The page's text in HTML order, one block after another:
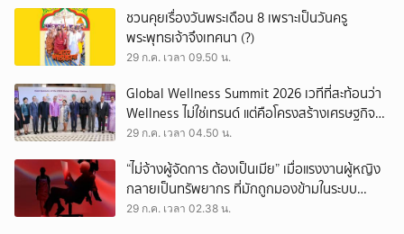
ชวนคุยเรื่องวันพระเดือน 8 เพราะเป็นวันครู
พระพุทธเจ้าจึงเทศนา (?)
29 ก.ค. เวลา 09.50 น.
Global Wellness Summit 2026 เวทีที่สะท้อนว่า
Wellness ไม่ใช่เทรนด์ แต่คือโครงสร้างเศรษฐกิจ
ใหม่ของโลก
29 ก.ค. เวลา 04.50 น.
“ไม่จ้างผู้จัดการ ต้องเป็นเมีย” เมื่อแรงงานผู้หญิง
กลายเป็นทรัพยากร ที่มักถูกมองข้ามในระบบ
เศรษฐกิจแรงงาน
29 ก.ค. เวลา 02.38 น.